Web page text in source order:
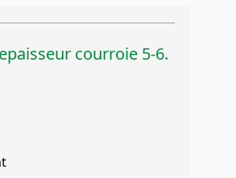
courroie 5-6.